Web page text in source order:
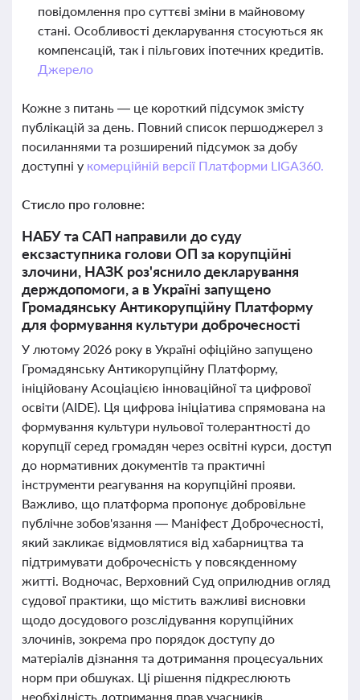
повідомлення про суттєві зміни в майновому
стані. Особливості декларування стосуються як
компенсацій, так і пільгових іпотечних кредитів.
Джерело
Кожне з питань — це короткий підсумок змісту
публікацій за день. Повний список першоджерел з
посиланнями та розширений підсумок за добу
доступні у комерційній версії Платформи LIGA360.
Стисло про головне:
НАБУ та САП направили до суду
ексзаступника голови ОП за корупційні
злочини, НАЗК роз'яснило декларування
держдопомоги, а в Україні запущено
Громадянську Антикорупційну Платформу
для формування культури доброчесності
У лютому 2026 року в Україні офіційно запущено
Громадянську Антикорупційну Платформу,
ініційовану Асоціацією інноваційної та цифрової
освіти (AIDE). Ця цифрова ініціатива спрямована на
формування культури нульової толерантності до
корупції серед громадян через освітні курси, доступ
до нормативних документів та практичні
інструменти реагування на корупційні прояви.
Важливо, що платформа пропонує добровільне
публічне зобов'язання — Маніфест Доброчесності,
який закликає відмовлятися від хабарництва та
підтримувати доброчесність у повсякденному
житті. Водночас, Верховний Суд оприлюднив огляд
судової практики, що містить важливі висновки
щодо досудового розслідування корупційних
злочинів, зокрема про порядок доступу до
матеріалів дізнання та дотримання процесуальних
норм при обшуках. Ці рішення підкреслюють
необхідність дотримання прав учасників